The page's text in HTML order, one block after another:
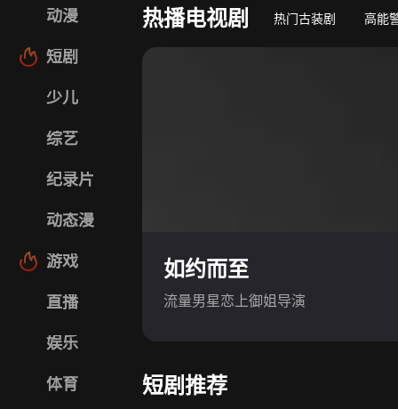
动漫
短剧
少儿
综艺
纪录片
动态漫
游戏
直播
娱乐
体育
热播电视剧 热门古装剧 高能
如约而至
流量男星恋上御姐导演
短剧推荐